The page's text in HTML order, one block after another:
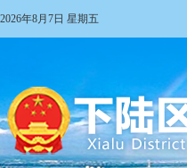
2026年8月7日 星期五